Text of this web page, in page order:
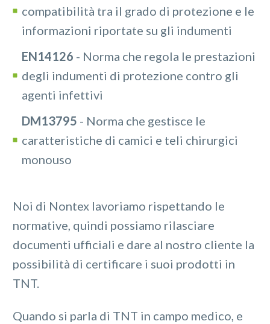
compatibilità tra il grado di protezione e le
informazioni riportate su gli indumenti
EN14126 - Norma che regola le prestazioni
degli indumenti di protezione contro gli
agenti infettivi
DM13795 - Norma che gestisce le
caratteristiche di camici e teli chirurgici
monouso
Noi di Nontex lavoriamo rispettando le
normative, quindi possiamo rilasciare
documenti ufficiali e dare al nostro cliente la
possibilità di certificare i suoi prodotti in
TNT.
Quando si parla di TNT in campo medico, e